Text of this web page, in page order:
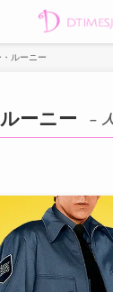
・ルーニー
ーニー –